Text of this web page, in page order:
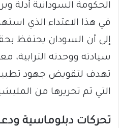
الحكومة السودانية أدلة
في هذا الاعتداء الذي
إلى أن السودان يحتفظ
سيادته ووحدته الترابية،
تهدف لتقويض جهود
التي تم تحريرها من
تحركات دبلوماسية